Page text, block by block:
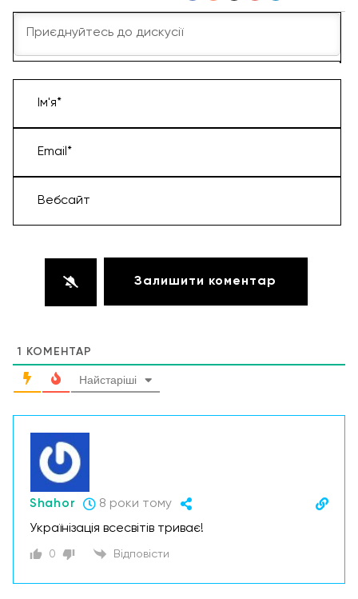
Ім'я*
Email*
Вебсайт
1 КОМЕНТАР
Найстаріші
Shahor
8 роки тому
Українізація всесвітів триває!
0 Відповісти